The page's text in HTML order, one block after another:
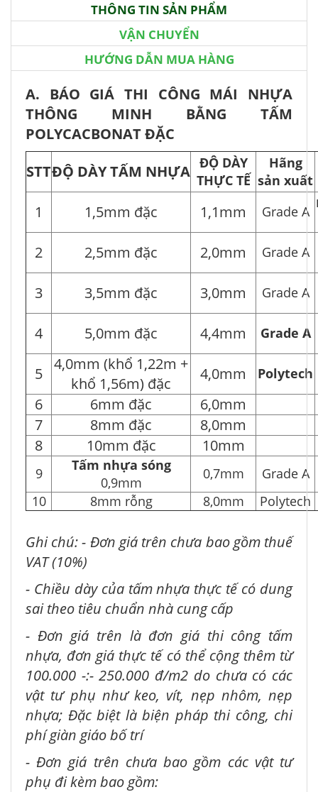
THÔNG TIN SẢN PHẨM
VẬN CHUYỂN
HƯỚNG DẪN MUA HÀNG
A. BÁO GIÁ THI CÔNG MÁI NHỰA
THÔNG MINH BẰNG TẤM
POLYCACBONAT ĐẶC
STTĐỘ DÀY TẤM NHỰA ĐỘ DÀY
THỰC TẾ
Hãng
sản xuất
1 1,5mm đặc 1,1mm Grade A
2 2,5mm đặc 2,0mm Grade A
3 3,5mm đặc 3,0mm Grade A
4 5,0mm đặc 4,4mm Grade A
5
4,0mm (khổ 1,22m +
khổ 1,56m) đặc
4,0mm Polytech
6 6mm đặc
6,0mm
7
8mm đặc
8,0mm
8
10mm đặc 10mm
9
Tấm nhựa sóng
0,9mm
0,7mm
Grade A
10
8mm rỗng 8,0mm Polytech
Ghi chú: - Đơn giá trên chưa bao gồm thuế
VAT (10%)
- Chiều dày của tấm nhựa thực tế có dung
sai theo tiêu chuẩn nhà cung cấp
- Đơn giá trên là đơn giá thi công tấm
nhựa, đơn giá thực tế có thể cộng thêm từ
100.000 -:- 250.000 đ/m2 do chưa có các
vật tư phụ như keo, vít, nẹp nhôm, nẹp
nhựa; Đặc biệt là biện pháp thi công, chi
phí giàn giáo bố trí
- Đơn giá trên chưa bao gồm các vật tư
phụ đi kèm bao gồm: